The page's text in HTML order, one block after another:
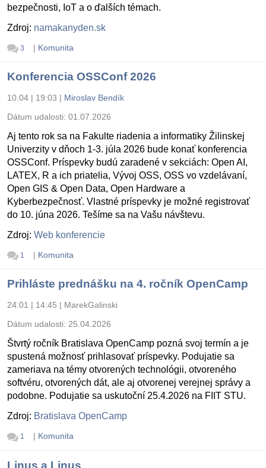
bezpečnosti, IoT a o ďalších témach.
Zdroj: namakanyden.sk
3 | Komunita
Konferencia OSSConf 2026
10.04 | 19:03 | Miroslav Bendík
Dátum udalosti: 01.07.2026
Aj tento rok sa na Fakulte riadenia a informatiky Žilinskej
Univerzity v dňoch 1-3. júla 2026 bude konať konferencia
OSSConf. Príspevky budú zaradené v sekciách: Open AI,
LATEX, R a ich priatelia, Vývoj OSS, OSS vo vzdelávaní,
Open GIS & Open Data, Open Hardware a
Kyberbezpečnosť. Vlastné príspevky je možné registrovať
do 10. júna 2026. Tešíme sa na Vašu návštevu.
Zdroj: Web konferencie
1 | Komunita
Prihláste prednášku na 4. ročník OpenCamp
24.01 | 14:45 | MarekGalinski
Dátum udalosti: 25.04.2026
Štvrtý ročník Bratislava OpenCamp pozná svoj termín a je
spustená možnosť prihlasovať príspevky. Podujatie sa
zameriava na témy otvorených technológii, otvoreného
softvéru, otvorených dát, ale aj otvorenej verejnej správy a
podobne. Podujatie sa uskutoční 25.4.2026 na FIIT STU.
Zdroj: Bratislava OpenCamp
1 | Komunita
Linus a Linus